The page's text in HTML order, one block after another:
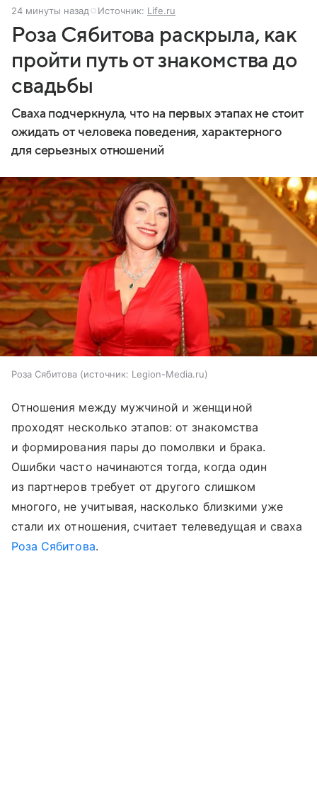
24 минуты назад Источник: Life.ru
Роза Сябитова раскрыла, как
пройти путь от знакомства до
свадьбы
Сваха подчеркнула, что на первых этапах не стоит
ожидать от человека поведения, характерного
для серьезных отношений
Роза Сябитова источник: Legion-Media.ru
Отношения между мужчиной и женщиной
проходят несколько этапов: от знакомства
и формирования пары до помолвки и брака.
Ошибки часто начинаются тогда, когда один
из партнеров требует от другого слишком
многого, не учитывая, насколько близкими уже
стали их отношения, считает телеведущая и сваха
Роза Сябитова.